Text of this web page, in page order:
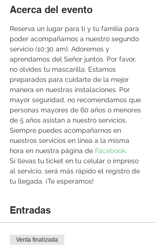
Acerca del evento
Reserva un lugar para ti y tu familia para
poder acompañarnos a nuestro segundo
servicio (10:30 am). Adoremos y
aprendamos del Señor juntos. Por favor,
no olvides tu mascarilla. Estamos
preparados para cuidarte de la mejor
manera en nuestras instalaciones. Por
mayor seguridad, no recomendamos que
personas mayores de 60 años o menores
de 5 años asistan a nuestro servicios.
Siempre puedes acompañarnos en
nuestros servicios en línea a la misma
hora en nuestra página de Facebook.
Si llevas tu ticket en tu celular o impreso
al servicio, será más rápido el registro de
tu llegada. ¡Te esperamos!
Entradas
Venta finalizada